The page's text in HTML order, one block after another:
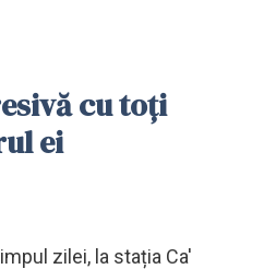
cu toți
ei
zilei, la stația Ca'